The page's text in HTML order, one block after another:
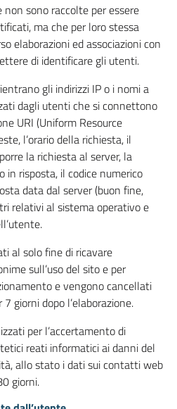
sono raccolte per essere
ma che per loro stessa
elaborazioni ed associazioni con
di identificare gli utenti.
gli indirizzi IP o i nomi a
dagli utenti che si connettono
URI (Uniform Resource
l’orario della richiesta, il
la richiesta al server, la
risposta, il codice numerico
data dal server (buon fine,
relativi al sistema operativo e
al solo fine di ricavare
sull’uso del sito e per
e vengono cancellati
giorni dopo l’elaborazione.
per l’accertamento di
reati informatici ai danni del
allo stato i dati sui contatti web
giorni.